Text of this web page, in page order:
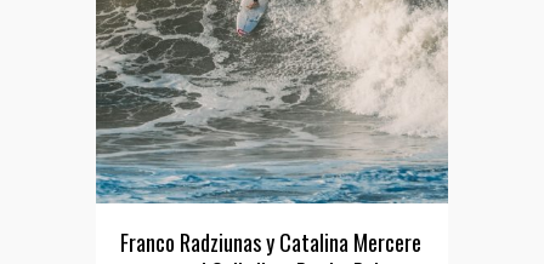
Franco Radziunas y Catalina Mercere